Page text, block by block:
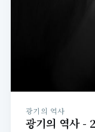
광기의 역사
광기의 역사 -